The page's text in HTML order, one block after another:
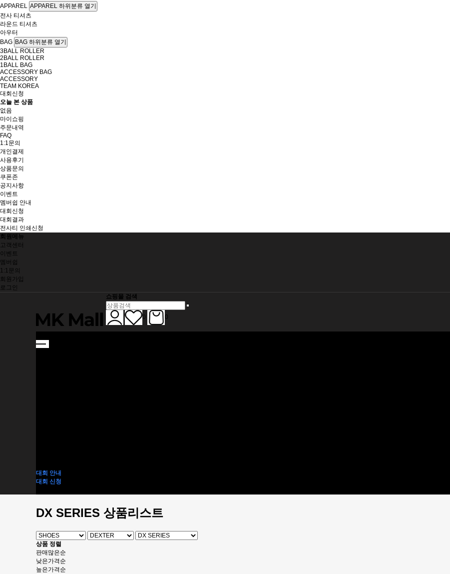
APPAREL
APPAREL 하위분류 열기
전사 티셔츠
라운드 티셔츠
아우터
BAG BAG 하위분류 열기
3BALL ROLLER
2BALL ROLLER
1BALL BAG
ACCESSORY BAG
ACCESSORY
TEAM KOREA
대회신청
오늘 본 상품
없음
마이쇼핑
주문내역
FAQ
1:1문의
개인결제
사용후기
상품문의
쿠폰존
공지사항
이벤트
멤버쉽 안내
대회신청
대회결과
전사티 인쇄신청
회원메뉴
고객센터
이벤트
멤버쉽
1:1문의
회원가입
로그인
쇼핑몰 검색
0 0
대회 안내
대회 신청
DX SERIES 상품리스트
상품 정렬
판매많은순
낮은가격순
높은가격순